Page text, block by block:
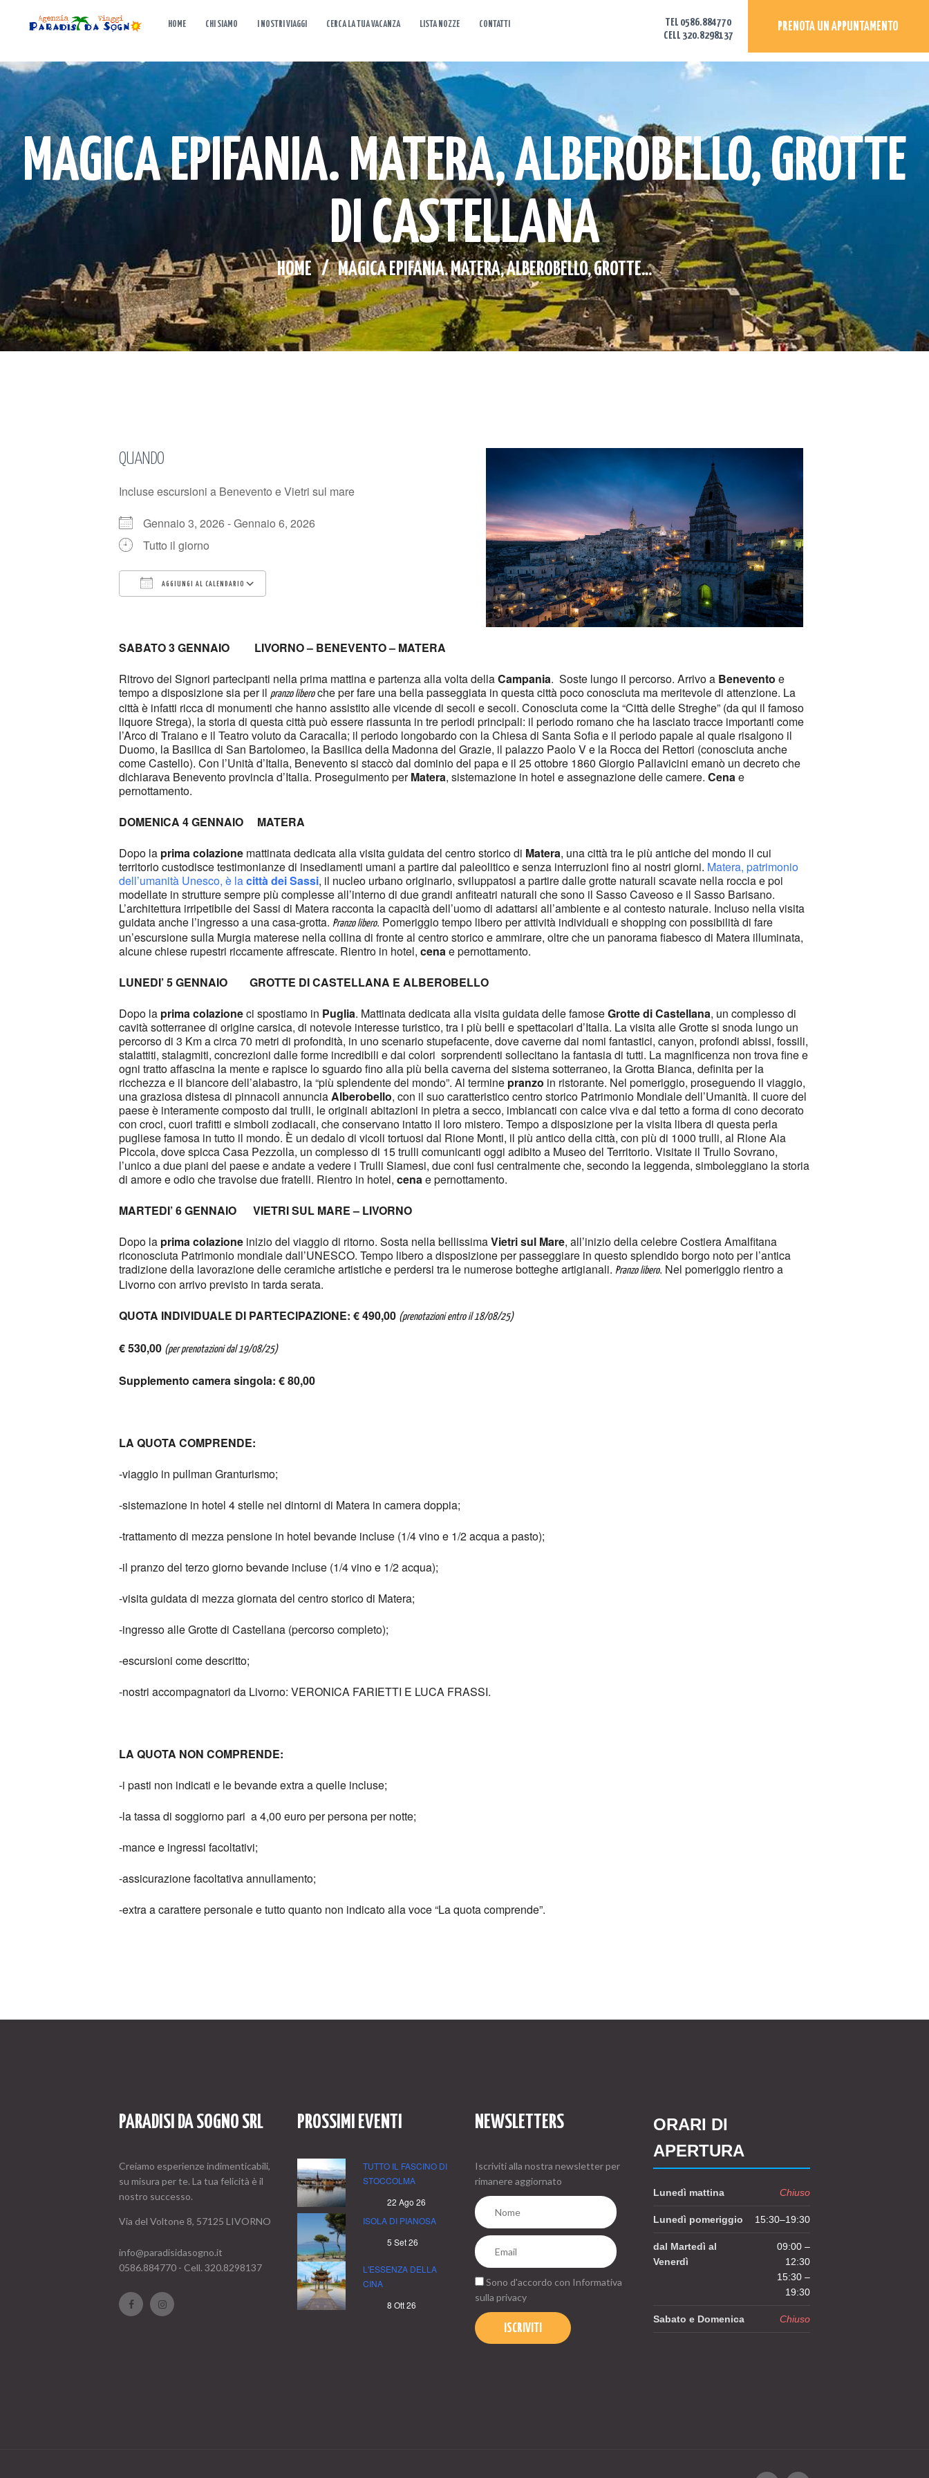
HOME CHI SIAMO I NOSTRI VIAGGI CERCA LA TUA VACANZA LISTA NOZZE CONTATTI PRENOTA UN APPUNTAMENTO
TEL 0586.884770
CELL 320.8298137
MAGICA EPIFANIA. MATERA, ALBEROBELLO, GROTTE
DI CASTELLANA
HOME MAGICA EPIFANIA. MATERA, ALBEROBELLO, GROTTE...
CHI SIAMO
I NOSTRI VIAGGI
CERCA LA TUA
VACANZA
LISTA NOZZE
CONTATTI
QUANDO
Incluse escursioni a Benevento e Vietri sul mare
Gennaio 3, 2026 - Gennaio 6, 2026
Tutto il giorno
AGGIUNGI AL CALENDARIO
Office 365 Outlook Live
SABATO 3 GENNAIO
LIVORNO – BENEVENTO – MATERA
Ritrovo dei Signori partecipanti nella prima mattina e partenza alla volta dellaCampania. Soste lungo il percorso. Arrivo a Benevento e
tempo a disposizione sia per il pranzo liberoche per fare una bella passeggiata in questa città poco conosciuta ma meritevole di attenzione. La
città è infatti ricca di monumenti che hanno assistito alle vicende di secoli e secoli. Conosciuta come la “Città delle Streghe” (da qui il famoso
liquore Strega), la storia di questa città può essere riassunta in tre periodi principali: il periodo romano che ha lasciato tracce importanti come
l’Arco di Traiano e il Teatro voluto da Caracalla; il periodo longobardo con la Chiesa di Santa Sofia e il periodo papale al quale risalgono il
Duomo, la Basilica di San Bartolomeo, la Basilica della Madonna del Grazie, il palazzo Paolo V e la Rocca dei Rettori (conosciuta anche
come Castello). Con l’Unità d’Italia, Benevento si staccò dal dominio del papa e il 25 ottobre 1860 Giorgio Pallavicini emanò un decreto che
dichiarava Benevento provincia d’Italia. Proseguimento perMatera, sistemazione in hotel e assegnazione delle camere. Cenae
pernottamento.
DOMENICA 4 GENNAIO MATERA
Dopo la prima colazione mattinata dedicata alla visita guidata del centro storico di Matera, una città tra le più antiche del mondo il cui
territorio custodisce testimonianze di insediamenti umani a partire dal paleolitico e senza interruzioni fino ai nostri giorni. Matera, patrimonio
dell’umanità Unesco, è lacittà dei Sassi, il nucleo urbano originario, sviluppatosi a partire dalle grotte naturali scavate nella roccia e poi
modellate in strutture sempre più complesse all’interno di due grandi anfiteatri naturali che sono il Sasso Caveoso e il Sasso Barisano.
L’architettura irripetibile dei Sassi di Matera racconta la capacità dell’uomo di adattarsi all’ambiente e al contesto naturale. Incluso nella visita
guidata anche l’ingresso a una casa-grotta. Pranzo libero. Pomeriggio tempo libero per attività individuali e shopping con possibilità di fare
un’escursione sulla Murgia materese nella collina di fronte al centro storico e ammirare, oltre che un panorama fiabesco di Matera illuminata,
alcune chiese rupestri riccamente affrescate. Rientro in hotel, cenae pernottamento.
LUNEDI’ 5 GENNAIO GROTTE DI CASTELLANA E ALBEROBELLO
Dopo la prima colazioneci spostiamo in Puglia. Mattinata dedicata alla visita guidata delle famoseGrotte di Castellana, un complesso di
cavità sotterranee di origine carsica, di notevole interesse turistico, tra i più belli e spettacolari d’Italia. La visita alle Grotte si snoda lungo un
percorso di 3 Km a circa 70 metri di profondità, in uno scenario stupefacente, dove caverne dai nomi fantastici, canyon, profondi abissi, fossili,
stalattiti, stalagmiti, concrezioni dalle forme incredibili e dai colori sorprendenti sollecitano la fantasia di tutti. La magnificenza non trova fine e
ogni tratto affascina la mente e rapisce lo sguardo fino alla più bella caverna del sistema sotterraneo, la Grotta Bianca, definita per la
ricchezza e il biancore dell’alabastro, la “più splendente del mondo”. Al termine pranzo in ristorante. Nel pomeriggio, proseguendo il viaggio,
una graziosa distesa di pinnacoli annunciaAlberobello, con il suo caratteristico centro storico Patrimonio Mondiale dell’Umanità. Il cuore del
paese è interamente composto dai trulli, le originali abitazioni in pietra a secco, imbiancati con calce viva e dal tetto a forma di cono decorato
con croci, cuori trafitti e simboli zodiacali, che conservano intatto il loro mistero. Tempo a disposizione per la visita libera di questa perla
pugliese famosa in tutto il mondo. È un dedalo di vicoli tortuosi dal Rione Monti, il più antico della città, con più di 1000 trulli, al Rione Aia
Piccola, dove spicca Casa Pezzolla, un complesso di 15 trulli comunicanti oggi adibito a Museo del Territorio. Visitate il Trullo Sovrano,
l’unico a due piani del paese e andate a vedere i Trulli Siamesi, due coni fusi centralmente che, secondo la leggenda, simboleggiano la storia
di amore e odio che travolse due fratelli. Rientro in hotel, cenae pernottamento.
MARTEDI’ 6 GENNAIO VIETRI SUL MARE – LIVORNO
Dopo la prima colazione inizio del viaggio di ritorno. Sosta nella bellissimaVietri sul Mare, all’inizio della celebre Costiera Amalfitana
riconosciuta Patrimonio mondiale dall’UNESCO. Tempo libero a disposizione per passeggiare in questo splendido borgo noto per l’antica
tradizione della lavorazione delle ceramiche artistiche e perdersi tra le numerose botteghe artigianali. Pranzo libero. Nel pomeriggio rientro a
Livorno con arrivo previsto in tarda serata.
QUOTA INDIVIDUALE DI PARTECIPAZIONE: € 490,00 (prenotazioni entro il 18/08/25)
€ 530,00 (per prenotazioni dal 19/08/25)
Supplemento camerasingola: € 80,00
LA QUOTA COMPRENDE:
-viaggio in pullman Granturismo;
-sistemazione in hotel 4 stelle nei dintorni di Matera in camera doppia;
-trattamento di mezza pensione in hotel bevande incluse (1/4 vino e 1/2 acqua a pasto);
-il pranzo del terzo giorno bevande incluse (1/4 vino e 1/2 acqua);
-visita guidata di mezza giornata del centro storico di Matera;
-ingresso alle Grotte di Castellana (percorso completo);
-escursioni come descritto;
-nostri accompagnatori da Livorno: VERONICA FARIETTI E LUCA FRASSI.
LA QUOTA NON COMPRENDE:
-i pasti non indicati e le bevande extra a quelle incluse;
-la tassa di soggiorno pari a 4,00 euro per persona per notte;
-mance e ingressi facoltativi;
-assicurazione facoltativa annullamento;
-extra a carattere personale e tutto quanto non indicato alla voce “La quota comprende”.
PARADISI DA SOGNO SRL
Creiamo esperienze indimenticabili,
su misura per te. La tua felicità è il
nostro successo.
Via del Voltone 8, 57125 LIVORNO
info@paradisidasogno.it
0586.884770 - Cell. 320.8298137
PROSSIMI EVENTI
TUTTO IL FASCINO DI
STOCCOLMA
22 Ago 26
ISOLA DI PIANOSA
5 Set 26
L'ESSENZA DELLA
CINA
8 Ott 26
NEWSLETTERS
Iscriviti alla nostra newsletter per
rimanere aggiornato
Sono d'accordo con Informativa
sulla privacy
ISCRIVITI
ORARI DI
APERTURA
Lunedì mattina Chiuso
Lunedì pomeriggio 15:30–19:30
dal Martedì al
Venerdì
09:00 –
12:30
15:30 –
19:30
Sabato e Domenica Chiuso